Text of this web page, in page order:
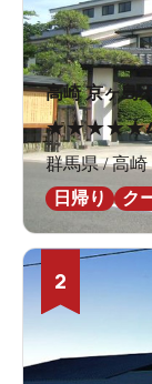
高崎 京ヶ島
★★★★★
群馬県 / 高崎
日帰り
ク
2